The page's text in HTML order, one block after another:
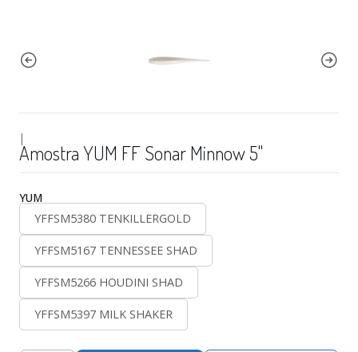
|
Amostra YUM FF Sonar Minnow 5"
YUM
YFFSM5380 TENKILLERGOLD
YFFSM5167 TENNESSEE SHAD
YFFSM5266 HOUDINI SHAD
YFFSM5397 MILK SHAKER